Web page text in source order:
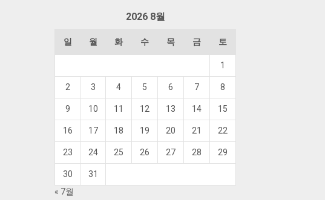
2026 8월
일 월 화 수 목 금 토
1
2 3 4 5 6 7 8
9 10 11 12 13 14 15
16 17 18 19 20 21 22
23 24 25 26 27 28 29
30
31
« 7월